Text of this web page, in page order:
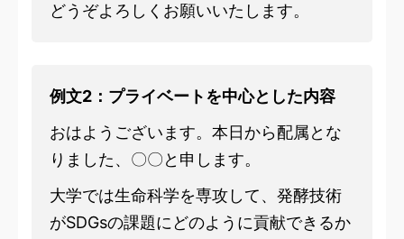
どうぞよろしくお願いいたします。
例文2：プライベートを中心とした内容
おはようございます。本日から配属とな
りました、〇〇と申します。
大学では生命科学を専攻して、発酵技術
がSDGsの課題にどのように貢献できるか